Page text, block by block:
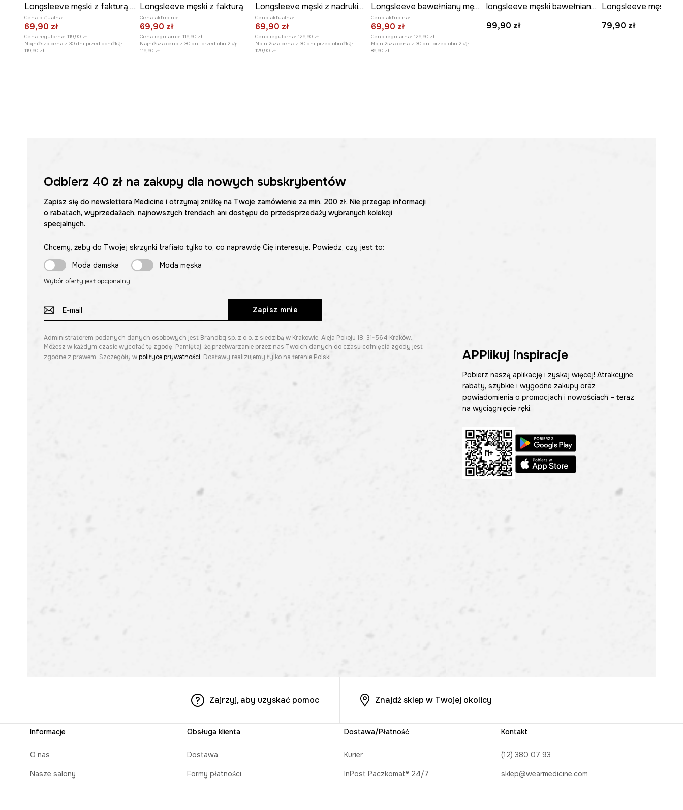
- Szerokość w klatce piersiowej: 57
- Wymiary podane dla rozmiaru: M.
Longsleeve męski z fakturą kolor szary
Cena aktualna:
69,90 zł
Cena regularna: 119,90 zł
Najniższa cena z 30 dni przed obniżką:
119,90 zł
Longsleeve męski z fakturą
Cena aktualna:
69,90 zł
Cena regularna: 119,90 zł
Najniższa cena z 30 dni przed obniżką:
119,90 zł
Longsleeve męski z nadrukiem
Cena aktualna:
69,90 zł
Cena regularna: 129,90 zł
Najniższa cena z 30 dni przed obniżką:
129,90 zł
Longsleeve bawełniany męski z nadrukiem
Cena aktualna:
69,90 zł
Cena regularna: 129,90 zł
Najniższa cena z 30 dni przed obniżką:
89,90 zł
longsleeve męski bawełniany gładki interlock
99,90 zł
79,90 zł
Odbierz 40 złna zakupy dla nowych subskrybentów
Zapisz się do newslettera Medicine i otrzymaj zniżkę na Twoje zamówienie za min. 200 zł. Nie przegap informacji
o rabatach, wyprzedażach, najnowszych trendach ani dostępu do przedsprzedaży wybranych kolekcji
specjalnych.
Chcemy, żeby do Twojej skrzynki trafiało tylko to, co naprawdę Cię interesuje. Powiedz, czy jest to:
Moda damska
Moda męska
Wybór oferty jest opcjonalny
Zapisz mnie
Administratorem podanych danych osobowych jest Brandbq sp. z o.o. z siedzibą w Krakowie, Aleja Pokoju 18, 31-564 Kraków.
Możesz w każdym czasie wycofać tę zgodę. Pamiętaj, że przetwarzanie przez nas Twoich danych do czasu cofnięcia zgody jest
zgodne z prawem. Szczegóły w polityce prywatności. Dostawy realizujemy tylko na terenie Polski. APPlikuj inspiracje
Pobierz naszą aplikację i zyskaj więcej! Atrakcyjne
rabaty, szybkie i wygodne zakupy oraz
powiadomienia o promocjach i nowościach – teraz
na wyciągnięcie ręki.
Zajrzyj, aby uzyskać pomoc Znajdź sklep w Twojej okolicy
Informacje
O nas
Nasze salony
Obsługa klienta
Dostawa
Formy płatności
Dostawa/Płatność
Kurier
InPost Paczkomat® 24/7
Kontakt
(12) 380 07 93
sklep@wearmedicine.com